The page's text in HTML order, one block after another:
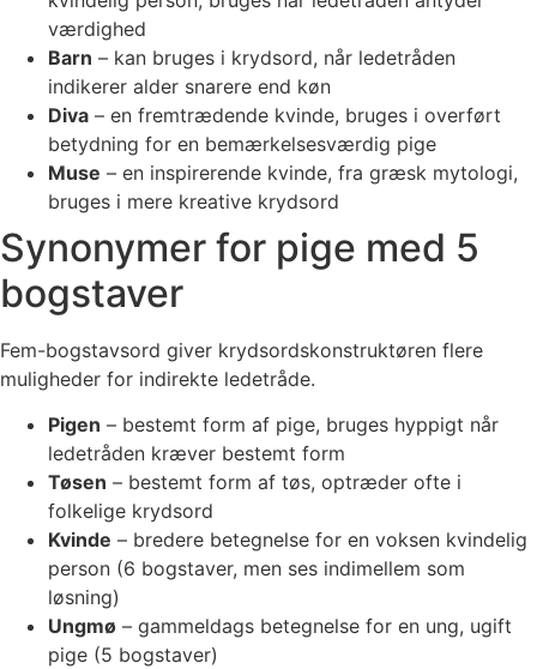
værdighed
Barn – kan bruges i krydsord, når ledetråden
indikerer alder snarere end køn
Diva – en fremtrædende kvinde, bruges i overført
betydning for en bemærkelsesværdig pige
Muse – en inspirerende kvinde, fra græsk mytologi,
bruges i mere kreative krydsord
Synonymer for pige med 5
bogstaver
Fem-bogstavsord giver krydsordskonstruktøren flere
muligheder for indirekte ledetråde.
Pigen – bestemt form af pige, bruges hyppigt når
ledetråden kræver bestemt form
Tøsen – bestemt form af tøs, optræder ofte i
folkelige krydsord
Kvinde – bredere betegnelse for en voksen kvindelig
person (6 bogstaver, men ses indimellem som
løsning)
Ungmø – gammeldags betegnelse for en ung, ugift
pige (5 bogstaver)